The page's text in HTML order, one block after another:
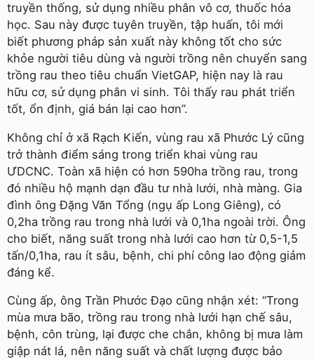
truyền thống, sử dụng nhiều phân vô cơ, thuốc hóa
học. Sau này được tuyên truyền, tập huấn, tôi mới
biết phương pháp sản xuất này không tốt cho sức
khỏe người tiêu dùng và người trồng nên chuyển sang
trồng rau theo tiêu chuẩn VietGAP, hiện nay là rau
hữu cơ, sử dụng phân vi sinh. Tôi thấy rau phát triển
tốt, ổn định, giá bán lại cao hơn”.
Không chỉ ở xã Rạch Kiến, vùng rau xã Phước Lý cũng
trở thành điểm sáng trong triển khai vùng rau
ƯDCNC. Toàn xã hiện có hơn 590ha trồng rau, trong
đó nhiều hộ mạnh dạn đầu tư nhà lưới, nhà màng. Gia
đình ông Đặng Văn Tổng (ngụ ấp Long Giêng), có
0,2ha trồng rau trong nhà lưới và 0,1ha ngoài trời. Ông
cho biết, năng suất trong nhà lưới cao hơn từ 0,5-1,5
tấn/0,1ha, rau ít sâu, bệnh, chi phí công lao động giảm
đáng kể.
Cùng ấp, ông Trần Phước Đạo cũng nhận xét: “Trong
mùa mưa bão, trồng rau trong nhà lưới hạn chế sâu,
bệnh, côn trùng, lại được che chắn, không bị mưa làm
giập nát lá, nên năng suất và chất lượng được bảo